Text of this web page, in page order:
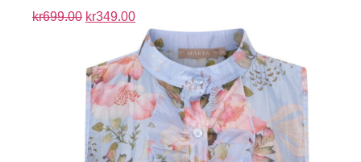
kr699.00 kr349.00